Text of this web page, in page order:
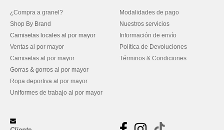
¿Compra a granel?
Shop By Brand
Camisetas locales al por mayor
Ventas al por mayor
Camisetas al por mayor
Gorras & gorros al por mayor
Ropa deportiva al por mayor
Uniformes de trabajo al por mayor
Modalidades de pago
Nuestros servicios
Información de envío
Política de Devoluciones
Términos & Condiciones